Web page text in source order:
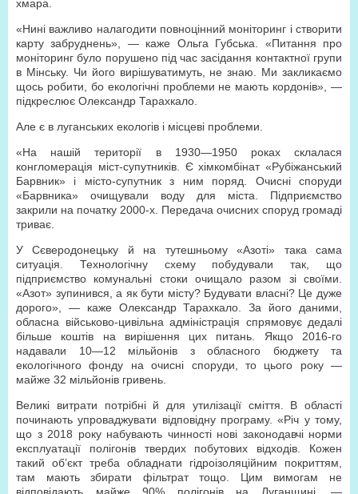
хмара.
«Нині важливо налагодити повноцінний моніторинг і створити
карту забруднень», — каже Ольга Губська. «Питання про
моніторинг було порушено під час засідання контактної групи
в Мінську. Чи його вирішуватимуть, не знаю. Ми закликаємо
щось робити, бо екологічні проблеми не мають кордонів», —
підкреслює Олександр Тарахкало.
Але є в луганських екологів і місцеві проблеми.
«На нашій території в 1930—1950 роках склалася
конгломерація міст-супутників. Є хімкомбінат «Рубіжанський
Барвник» і місто-супутник з ним поряд. Очисні споруди
«Барвника» очищували воду для міста. Підприємство
закрили на початку 2000-х. Передача очисних споруд громаді
триває.
У Сєверодонецьку й на тутешньому «Азоті» така сама
ситуація. Технологічну схему побудували так, що
підприємство комунальні стоки очищало разом зі своїми.
«Азот» зупинився, а як бути місту? Будувати власні? Це дуже
дорого», — каже Олександр Тарахкало. За його даними,
обласна військово-цивільна адміністрація спрямовує дедалі
більше коштів на вирішення цих питань. Якщо 2016-го
надавали 10—12 мільйонів з обласного бюджету та
екологічного фонду на очисні споруди, то цього року —
майже 32 мільйонів гривень.
Великі витрати потрібні й для утилізації сміття. В області
починають упроваджувати відповідну програму. «Річ у тому,
що з 2018 року набувають чинності нові законодавчі норми
експлуатації полігонів твердих побутових відходів. Кожен
такий об’єкт треба обладнати гідроізоляційним покриттям,
там мають збирати фільтрат тощо. Цим вимогам не